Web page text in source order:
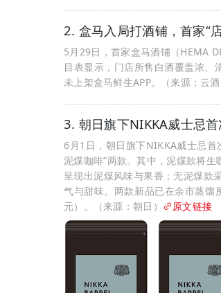
2. 盒马入局打酒铺，首家“
5月29日，首家盒马酒铺（HEMA
目表显示，门店所售白酒覆盖浓
未上架盒马鲜生APP。（来源：云酒
3. 朝日旗下NIKKA威士忌
6月1日，朝日旗下NIKKA威士忌
泥煤咖啡”两款。其中，泥煤款将
呈现出泥煤风味与果香；无泥煤款
气与甜味。两款新品已在余市蒸
元）。（来源：朝日）
原文链接